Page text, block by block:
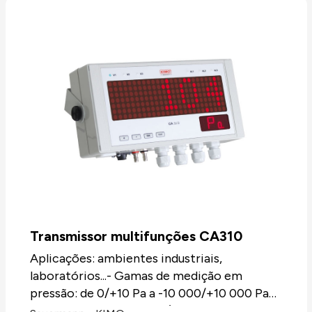
entrada para temperatura termopar K.
Transmissor multifunções CA310
Aplicações: ambientes industriais,
laboratórios...- Gamas de medição em
pressão: de 0/+10 Pa a -10 000/+10 000 Pa